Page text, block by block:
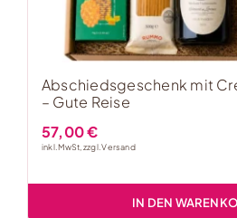
Abschiedsgeschenk mit
– Gute Reise
57,00€
inkl. MwSt, zzgl.Versand
IN DEN